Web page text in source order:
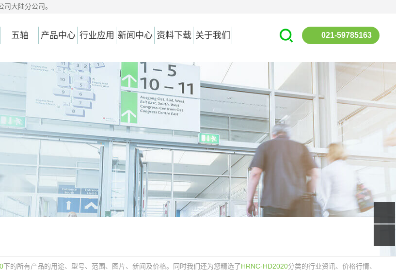
大陆分公司。
021-59785163
五轴 产品中心 行业应用 新闻中心 资料下载 关于我们
下的所有产品的用途、型号、范围、图片、新闻及价格。同时我们还为您精选了HRNC-HD2020分类的行业资讯、价格行情、